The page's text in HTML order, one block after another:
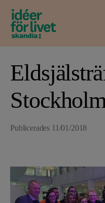
Publicerades 11/01/2018